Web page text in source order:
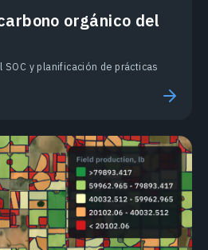
orgánico del
y planificación de prácticas